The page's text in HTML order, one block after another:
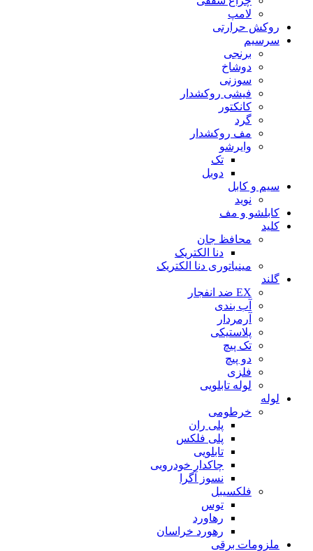
لامپ
روکش حرارتی
سرسیم
برنجی
دوشاخ
سوزنی
فیشی روکشدار
کانکتور
گرد
مف روکشدار
وایرشو
تک
دوبل
سیم و کابل
نوید
کابلشو و مف
کلید
محافظ جان
دنا الکتریک
مینیاتوری دنا الکتریک
گلند
EX ضد انفجار
آب بندی
آرمردار
پلاستیکی
تک پیچ
دو پیچ
فلزی
لوله تابلویی
لوله
خرطومی
پلی ران
پلی فلکس
تابلویی
چاکدار خودرویی
نسوز آگرا
فلکسیبل
توس
رهاورد
رهورد خراسان
ملزومات برقی